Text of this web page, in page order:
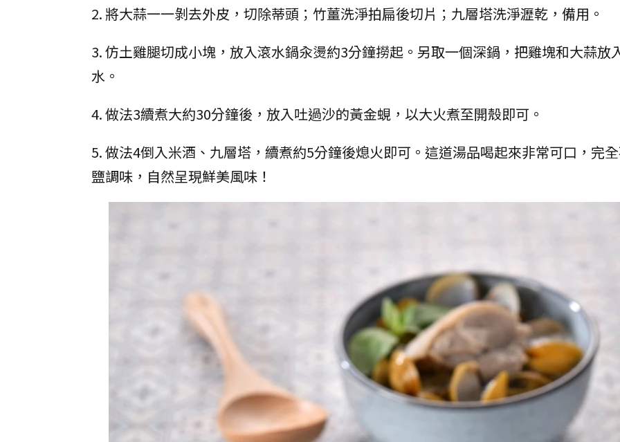
2. 將大蒜一一剝去外皮，切除蒂頭；竹薑洗淨拍扁後切片；九層塔洗淨瀝乾，備用。
3. 仿土雞腿切成小塊，放入滾水鍋汆燙約3分鐘撈起。另取一個深鍋，把雞塊和大蒜放
水。
4. 做法3續煮大約30分鐘後，放入吐過沙的黃金蜆，以大火煮至開殼即可。
5. 做法4倒入米酒、九層塔，續煮約5分鐘後熄火即可。這道湯品喝起來非常可口，完
鹽調味，自然呈現鮮美風味！